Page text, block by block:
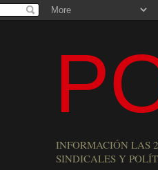
INFORMACIÓN LAS
SINDICALES Y